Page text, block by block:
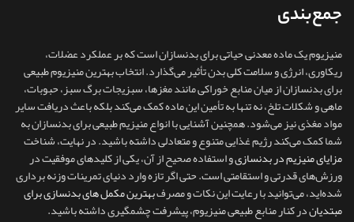
جمع‌بندی
منیزیوم یک ماده معدنی حیاتی برای بدنسازان است که بر عملکرد عضلات،
ریکاوری، انرژی و سلامت کلی بدن تأثیر می‌گذارد. انتخاب بهترین منیزیوم طبیعی
برای بدنسازان از میان منابع خوراکی مانند مغزها، سبزیجات برگ سبز، حبوبات،
ماهی و شکلات تلخ، نه‌ تنها به تأمین این ماده کمک می‌کند بلکه باعث دریافت سایر
مواد مغذی نیز می‌شود. همچنین آشنایی با انواع منیزیم طبیعی برای بدنسازان به
شما کمک می‌کند رژیم غذایی متنوع و متعادلی داشته باشید. در نهایت، شناخت
مزایای منیزیم در بدنسازیو استفاده صحیح از آن، یکی از کلیدهای موفقیت در
ورزش‌های قدرتی و استقامتی است. حتی اگر تازه وارد دنیای تمرینات وزنه‌ برداری
شده‌اید، می‌توانید با رعایت این نکات و مصرفبهترین مکمل های بدنسازی برای
مبتدیاندر کنار منابع طبیعی منیزیوم، پیشرفت چشمگیری داشته باشید.